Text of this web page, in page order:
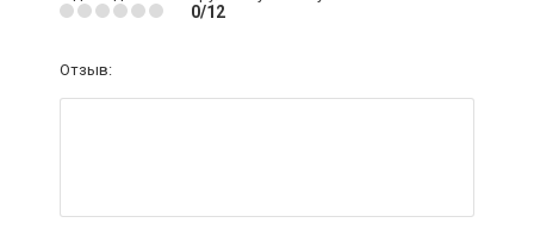
0/12
Отзыв: